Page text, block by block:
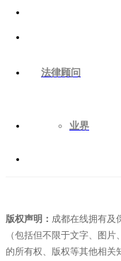
法律顾问
业界
版权声明： 成都在线拥有及
（包括但不限于文字、图
的所有权、版权等其他相关